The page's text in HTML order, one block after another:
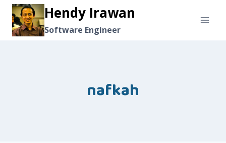
Skip
content
Hendy Irawan
Software Engineer
nafkah